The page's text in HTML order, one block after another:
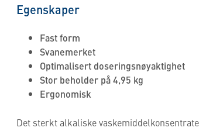
Egenskaper
Fast form
Svanemerket
Optimalisert doseringsnøyaktighet
Stor beholder på 4,95 kg
Ergonomisk
Det sterkt alkaliske